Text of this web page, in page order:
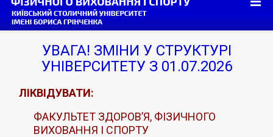
УВАГА! ЗМІНИ У СТРУКТУРІ
УНІВЕРСИТЕТУ З 01.07.2026
ЛІКВІДУВАТИ:
ФАКУЛЬТЕТ ЗДОРОВ’Я, ФІЗИЧНОГО
ВИХОВАННЯ І СПОРТУ